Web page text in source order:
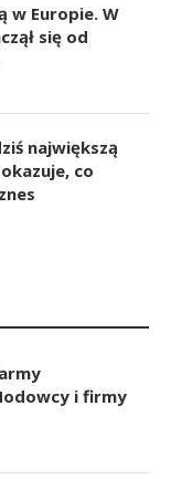
w Europie. W
się od
największą
co
i firmy